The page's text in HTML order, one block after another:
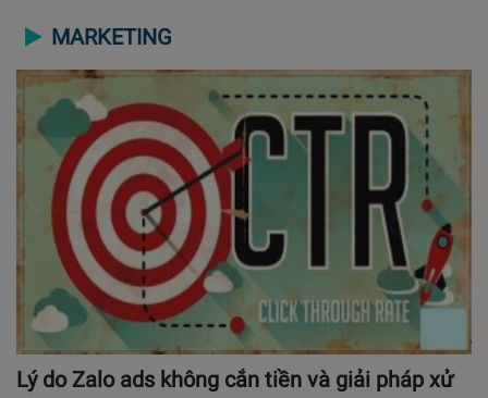
MARKETING
Lý do Zalo ads không cắn tiền và giải pháp xử